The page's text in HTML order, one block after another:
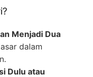
Menjadi Dua
dalam
Dulu atau